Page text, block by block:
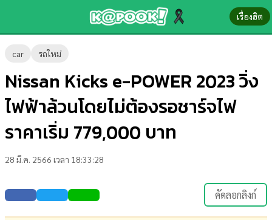
เรื่องฮิต
car รถใหม่
Nissan Kicks e-POWER 2023 วิ่ง
ไฟฟ้าล้วนโดยไม่ต้องรอชาร์จไฟ
ราคาเริ่ม 779,000 บาท
28 มี.ค. 2566 เวลา 18:33:28
คัดลอกลิงก์
ข่าว-
ความ
รู้
บันเทิง
ตรวจ
หวย